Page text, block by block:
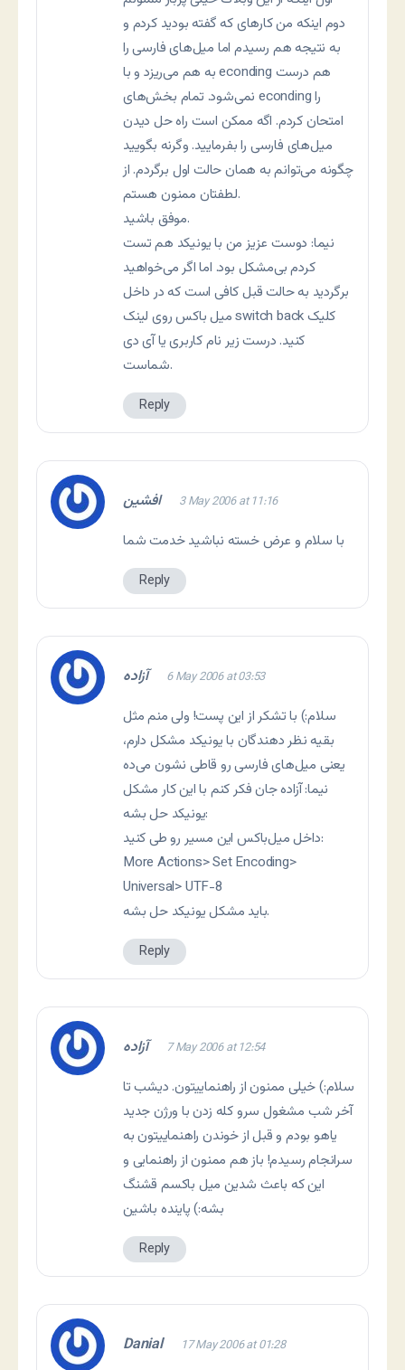
دوم اینکه من کارهای که گفته بودید کردم و
به نتیجه هم رسیدم اما میل‌های فارسی را
به هم می‌ریزد و با econding هم درست
نمی‌شود. تمام بخش‌های econding را
امتحان کردم. اگه ممکن است راه حل دیدن
میل‌های فارسی را بفرمایید. وگرنه بگویید
چگونه می‌توانم به همان حالت اول برگردم. از
لطفتان ممنون هستم.
موفق باشید.
نيما: دوست عزيز من با يونيکد هم تست
کردم بی‌مشکل بود. اما اگر می‌خواهيد
برگرديد به حالت قبل کافی است که در داخل
ميل باکس روی لينک switch back کليک
کنيد. درست زير نام کاربری يا آی دی
شماست.
Reply
افشین 3 May 2006 at 11:16
با سلام و عرض خسته نباشید خدمت شما
Reply
آزاده 6 May 2006 at 03:53
سلام:) با تشکر از این پست! ولی منم مثل
بقیه نظر دهندگان با یونیکد مشکل دارم،
یعنی میل‌های فارسی رو قاطی نشون می‌ده
نيما: آزاده جان فکر کنم با اين کار مشکل
يونيکد حل بشه:
داخل ميل‌باکس اين مسير رو طی کنيد:
More Actions> Set Encoding>
Universal> UTF-8
بايد مشکل يونيکد حل بشه.
Reply
آزاده 7 May 2006 at 12:54
سلام:) خیلی ممنون از راهنماییتون. دیشب تا
آخر شب مشغول سرو کله زدن با ورژن جدید
یاهو بودم و قبل از خوندن راهنماییتون به
سرانجام رسیدم! باز هم ممنون از راهنمایی و
این که باعث شدین میل باکسم قشنگ
بشه:) پاینده باشین
Reply
Danial 17 May 2006 at 01:28